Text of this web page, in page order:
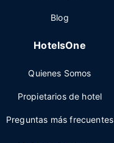
Blog
HotelsOne
Quienes Somos
Propietarios de hotel
Preguntas más frecuentes